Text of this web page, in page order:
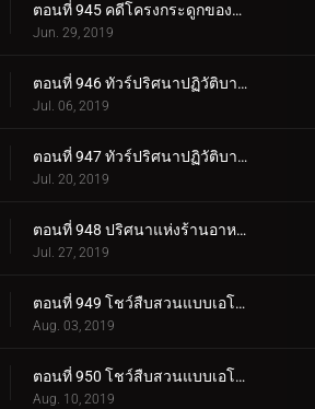
ตอนที่ 945 คดีโครงกระดูกของครูคนใหม่ (ตอนจบ)
Jun. 29, 2019
ตอนที่ 946 ทัวร์ปริศนาปฏิวัติบาคุมัตสึ (ภาคยามากุจิ)
Jul. 06, 2019
ตอนที่ 947 ทัวร์ปริศนาปฏิวัติบาคุมัตสึ (ภาคฮากิ)
Jul. 20, 2019
ตอนที่ 948 ปริศนาแห่งร้านอาหารชื่อดัง
Jul. 27, 2019
ตอนที่ 949 โชว์สืบสวนแบบเอโดะข้างบ้าน (ตอนแรก)
Aug. 03, 2019
ตอนที่ 950 โชว์สืบสวนแบบเอโดะข้างบ้าน (ตอนจบ)
Aug. 10, 2019